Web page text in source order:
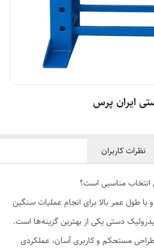
نظرات کاربران
با طول عمر بالا برای انجام عملیات سنگین
دارید، پرس ۵۰ تن هیدرولیک دستی یکی از بهترین گزینه‌ها است.
طراحی مستحکم و کاربری آسان، عملکردی